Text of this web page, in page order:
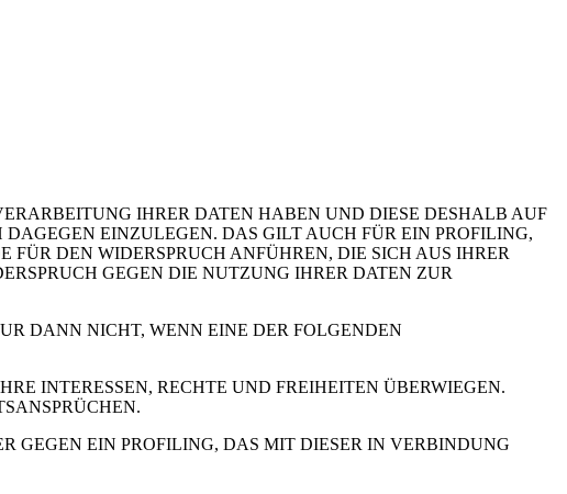
IHRER DATEN HABEN UND DIESE DESHALB AUF
DAGEGEN EINZULEGEN. DAS GILT AUCH FÜR EIN PROFILING,
DEN WIDERSPRUCH ANFÜHREN, DIE SICH AUS IHRER
GEGEN DIE NUTZUNG IHRER DATEN ZUR
DANN NICHT, WENN EINE DER FOLGENDEN
INTERESSEN, RECHTE UND FREIHEITEN ÜBERWIEGEN.
GEGEN EIN PROFILING, DAS MIT DIESER IN VERBINDUNG